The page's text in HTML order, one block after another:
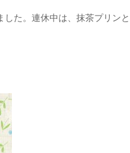
た。連休中は、抹茶プリン